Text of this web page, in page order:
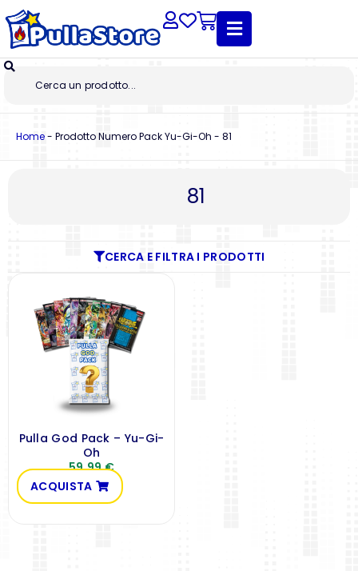
Home- Prodotto Numero Pack Yu-Gi-Oh - 81
81
CERCA E FILTRA I PRODOTTI
Pulla God Pack – Yu-Gi-
Oh
59,99€
ACQUISTA